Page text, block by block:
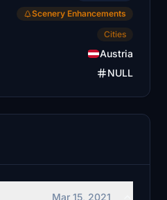
Scenery Enhancements
Cities
Austria
NULL
Mar 15, 2021